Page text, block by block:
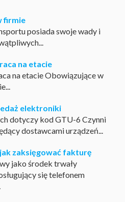
firmie
posiada swoje wady i
na etacie
na etacie Obowiązujące w
elektroniki
dotyczy kod GTU-6 Czynni
dostawcami urządzeń...
zaksięgować fakturę
jako środek trwały
się telefonem